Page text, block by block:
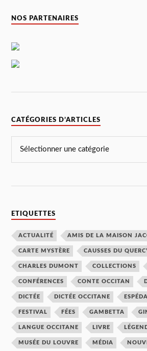
NOS PARTENAIRES
CATÉGORIES D’ARTICLES
ETIQUETTES
ACTUALITÉ AMIS DE LA MAISON
CARTE MYSTÈRE CAUSSES DU
CHARLES DUMONT COLLECTIONS
CONFÉRENCES CONTE OCCITAN
DICTÉE DICTÉE OCCITANE
FESTIVAL FÉES GAMBETTA
LANGUE OCCITANE LIVRE
MUSÉE DU LOUVRE MÉDIA